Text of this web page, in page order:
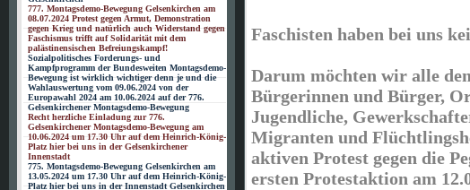
777. Montagsdemo-Bewegung Gelsenkirchen am
08.07.2024 Protest gegen Armut, Demonstration
gegen Krieg und natürlich auch Widerstand gegen
Faschismus trifft auf Solidarität mit dem
palästinensischen Befreiungskampf!
Sozialpolitisches Forderungs- und
Kampfprogramm der Bundesweiten Montagsdemo-
Bewegung ist wirklich wichtiger denn je und die
Wahlauswertung vom 09.06.2024 von der
Europawahl 2024 am 10.06.2024 auf der 776.
Gelsenkirchener Montagsdemo-Bewegung
Recht herzliche Einladung zur 776.
Gelsenkirchener Montagsdemo-Bewegung am
10.06.2024 um 17.30 Uhr auf dem Heinrich-König-
Platz hier bei uns in der Gelsenkirchener
Innenstadt
775. Montagsdemo-Bewegung Gelsenkirchen am
13.05.2024 um 17.30 Uhr auf dem Heinrich-König-
Platz hier bei uns in der Innenstadt Gelsenkirchen
Faschisten haben bei uns
Darum möchten wir alle
Bürgerinnen und Bürger,
Jugendliche,
Migranten und
aktiven Protest gegen die
ersten Protestaktion am